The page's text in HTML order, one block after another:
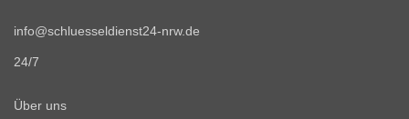
info@schluesseldienst24-nrw.de
24/7
Über uns